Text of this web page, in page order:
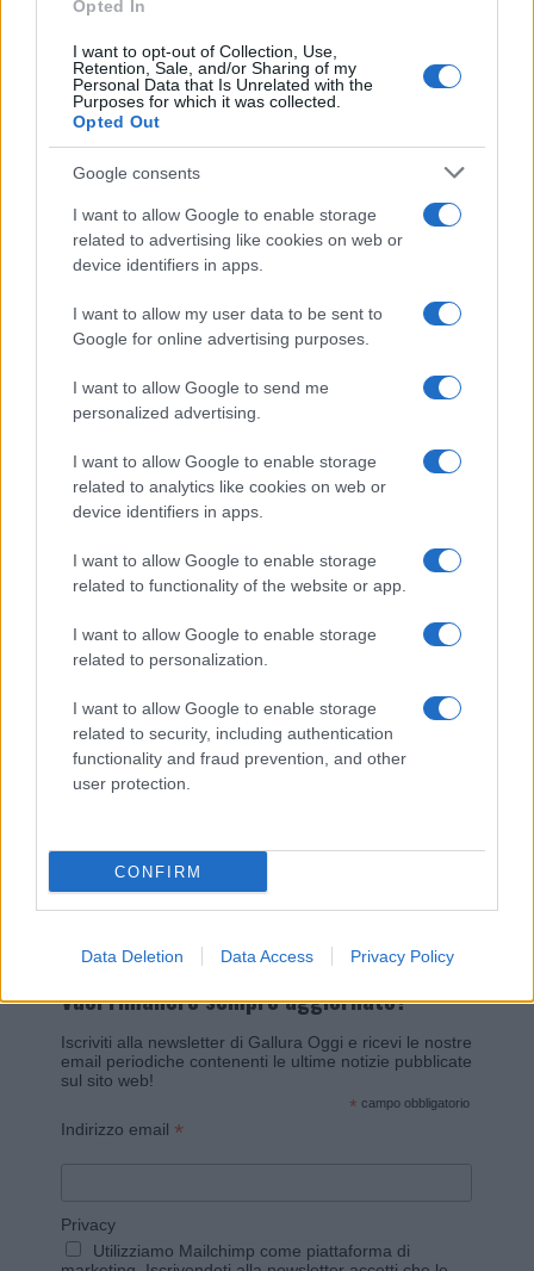
Opted In
I want to opt-out of Collection, Use,
Retention, Sale, and/or Sharing of my
Personal Data that Is Unrelated with the
Purposes for which it was collected.
Opted Out
Google consents
I want to allow Google to enable storage
related to advertising like cookies on web or
device identifiers in apps.
I want to allow my user data to be sent to
Google for online advertising purposes.
I want to allow Google to send me
personalized advertising.
I want to allow Google to enable storage
related to analytics like cookies on web or
device identifiers in apps.
I want to allow Google to enable storage
related to functionality of the website or app.
I want to allow Google to enable storage
related to personalization.
I want to allow Google to enable storage
related to security, including authentication
functionality and fraud prevention, and other
user protection.
CONFIRM
Data Deletion Data Access Privacy Policy
Paolo Pinna
Martina Agostina Diturco
I nostri cari
Giovannimaria Cabras
Vuoi rimanere sempre aggiornato?
Iscriviti alla newsletter di Gallura Oggi e ricevi le nostre
email periodiche contenenti le ultime notizie pubblicate
sul sito web!
* campo obbligatorio
Indirizzo email *
Privacy
Utilizziamo Mailchimp come piattaforma di